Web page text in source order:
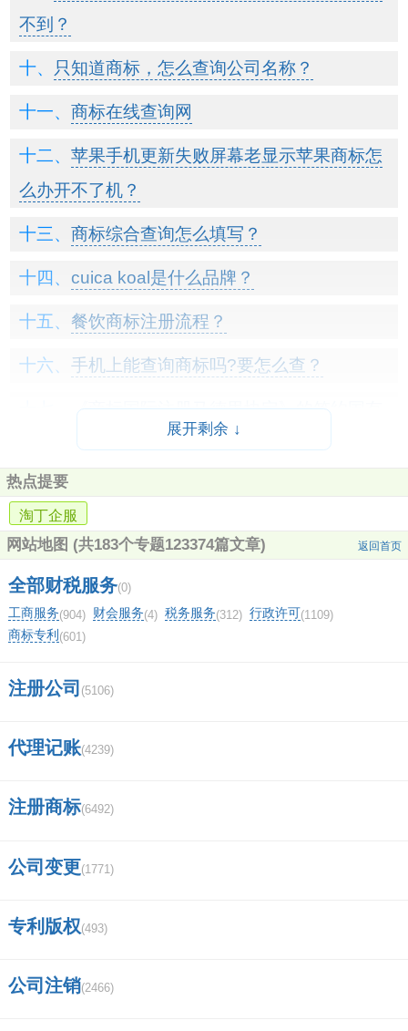
不到？
只知道商标，怎么查询公司名称？
商标在线查询网
苹果手机更新失败屏幕老显示苹果商标怎
么办开不了机？
商标综合查询怎么填写？
cuica koal是什么品牌？
餐饮商标注册流程？
手机上能查询商标吗?要怎么查？
《商标国际注册马德里协定》的签约国有
哪些国家？
tufx是什么商标？
91铁盖茅台多少钱一瓶？
orp是哪国商标？
衣服商标图案查询？
买商标需要多少钱的？
国家商标注册局官网查询？
展开剩余 ↓
热点提要
淘丁企服
网站地图 (共183个专题123374篇文章) 返回首页
全部财税服务(0)
工商服务(904) 财会服务(4) 税务服务(312) 行政许可(1109)
商标专利 (601)
注册公司 (5106)
代理记账(4239)
注册商标(6492)
公司变更(1771)
专利版权(493)
公司注销(2466)